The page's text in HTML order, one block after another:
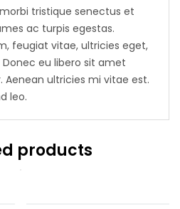
tristique senectus et
ac turpis egestas.
feugiat vitae, ultricies eget,
eu libero sit amet
ultricies mi vitae est.
leo.
products